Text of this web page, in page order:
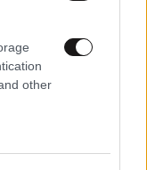
other
ο «μεγάλος»
– Τι ορίζει ο